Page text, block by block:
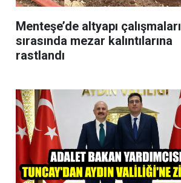
Menteşe’de altyapı çalışmaları
sırasında mezar kalıntılarına
rastlandı